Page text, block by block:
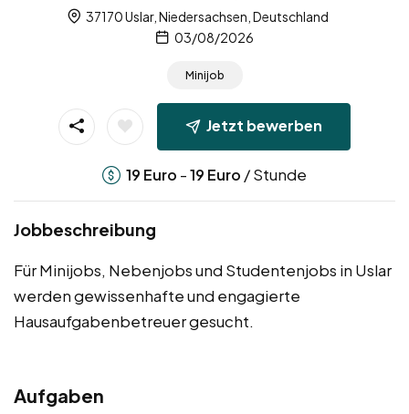
37170 Uslar, Niedersachsen, Deutschland
03/08/2026
Minijob
Jetzt bewerben
19 Euro -19 Euro / Stunde
Jobbeschreibung
Für Minijobs, Nebenjobs und Studentenjobs in Uslar
werden gewissenhafte und engagierte
Hausaufgabenbetreuer gesucht.
Aufgaben